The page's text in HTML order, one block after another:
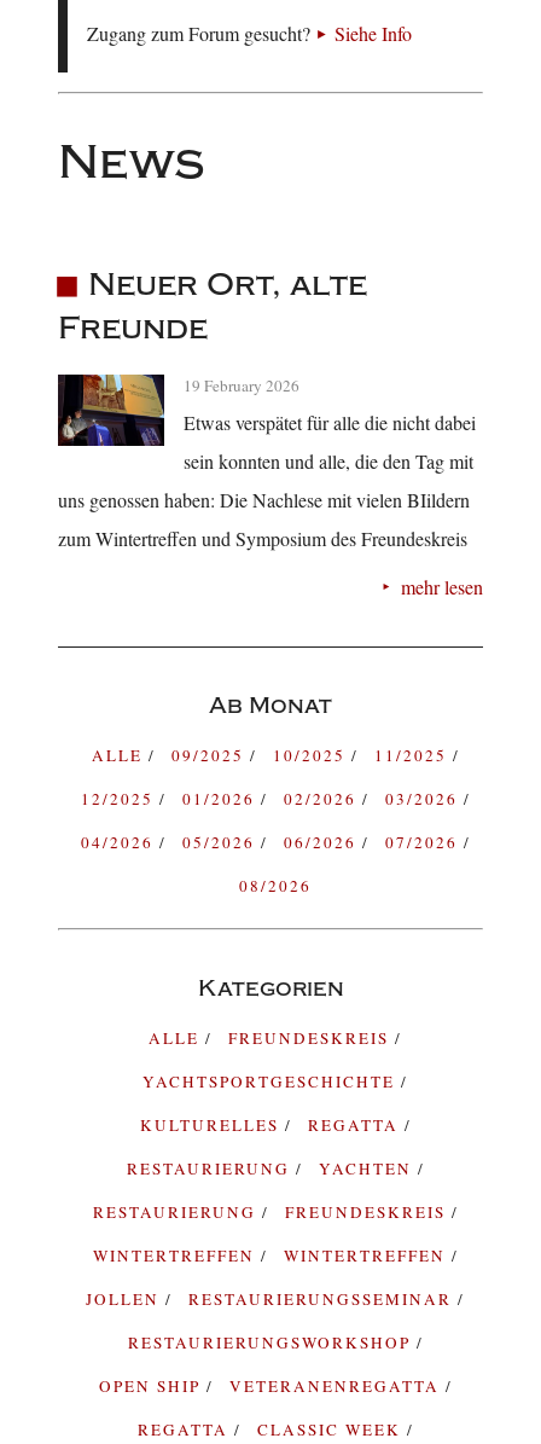
Zugang zum Forum gesucht?
Siehe Info
News
Neuer Ort, alte
Freunde
19 February 2026
Etwas verspätet für alle die nicht dabei
sein konnten und alle, die den Tag mit
uns genossen haben: Die Nachlese mit vielen BIildern
zum Wintertreffen und Symposium des Freundeskreis
mehr lesen
Ab Monat
ALLE 09/2025 10/2025
11/2025
12/2025
01/2026 02/2026
03/2026
04/2026
05/2026 06/2026
07/2026
08/2026
Kategorien
ALLE
FREUNDESKREIS
YACHTSPORTGESCHICHTE
KULTURELLES
REGATTA
RESTAURIERUNG
YACHTEN
RESTAURIERUNG
FREUNDESKREIS
WINTERTREFFEN
WINTERTREFFEN
JOLLEN
RESTAURIERUNGSSEMINAR
RESTAURIERUNGSWORKSHOP
OPEN SHIP
VETERANENREGATTA
REGATTA
CLASSIC WEEK